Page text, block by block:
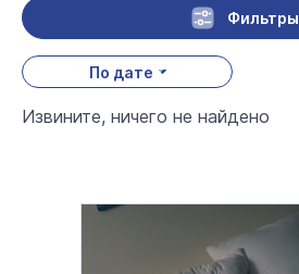
Фильтры
По дате
Извините, ничего не найдено